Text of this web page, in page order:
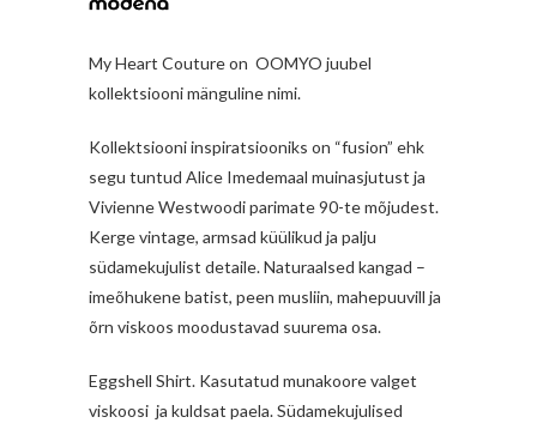
My Heart Couture on OOMYO juubel
kollektsiooni mänguline nimi.
Kollektsiooni inspiratsiooniks on “fusion” ehk
segu tuntud Alice Imedemaal muinasjutust ja
Vivienne Westwoodi parimate 90-te mõjudest.
Kerge vintage, armsad küülikud ja palju
südamekujulist detaile. Naturaalsed kangad –
imeõhukene batist, peen musliin, mahepuuvill ja
õrn viskoos moodustavad suurema osa.
Eggshell Shirt. Kasutatud munakoore valget
viskoosi ja kuldsat paela. Südamekujulised